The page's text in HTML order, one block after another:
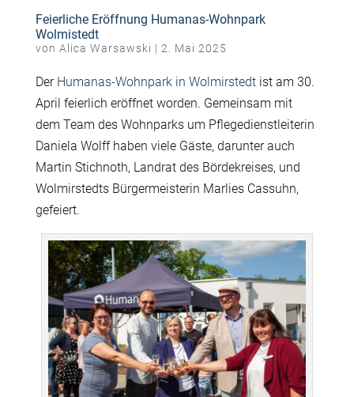
Feierliche Eröffnung Humanas-Wohnpark
Wolmistedt
von Alica Warsawski | 2. Mai 2025
Der Humanas-Wohnpark in Wolmirstedtist am 30.
April feierlich eröffnet worden. Gemeinsam mit
dem Team des Wohnparks um Pflegedienstleiterin
Daniela Wolff haben viele Gäste, darunter auch
Martin Stichnoth, Landrat des Bördekreises, und
Wolmirstedts Bürgermeisterin Marlies Cassuhn,
gefeiert.